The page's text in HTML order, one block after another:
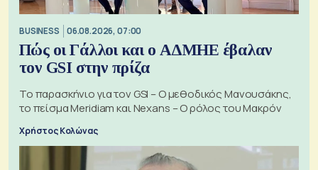
BUSINESS 06.08.2026, 07:00
Πώς οι Γάλλοι και ο ΑΔΜΗΕ έβαλαν
τον GSI στην πρίζα
Το παρασκήνιο για τον GSI – Ο μεθοδικός Μανουσάκης,
το πείσμα Meridiam και Nexans – Ο ρόλος του Μακρόν
Χρήστος Κολώνας